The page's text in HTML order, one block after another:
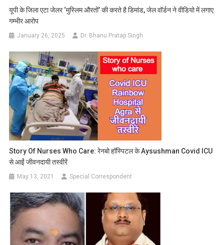
यूपी के जिला एटा जेलर ‘मुस्लिम औरतों’ की करते है डिमांड, जेल वॉर्डन ने वीडियो में लगाए
गम्भीर आरोप
January 26, 2025 Dr. Bhanu Pratap Singh
Story Of Nurses Who Care: रेनबो हॉस्पिटल के Aysushman Covid ICU
से आईं जीवनदायी तस्वीरें
May 13, 2021 Special Correspondent